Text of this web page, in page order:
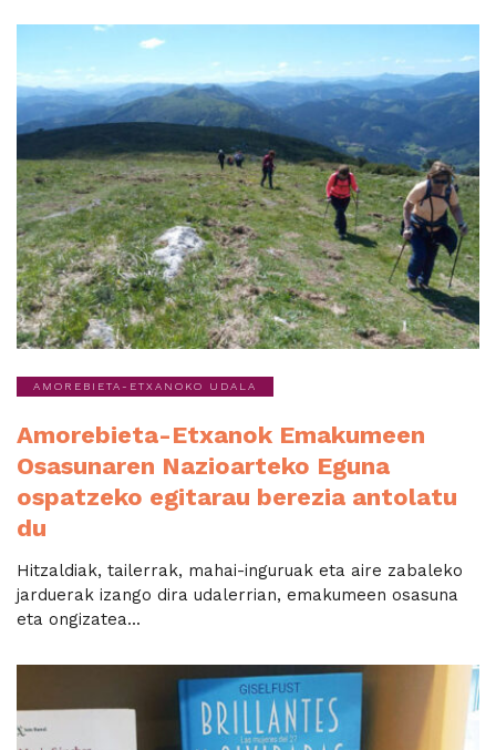
AMOREBIETA-ETXANOKO UDALA
Amorebieta-Etxanok Emakumeen
Osasunaren Nazioarteko Eguna
ospatzeko egitarau berezia antolatu
du
Hitzaldiak, tailerrak, mahai-inguruak eta aire zabaleko
jarduerak izango dira udalerrian, emakumeen osasuna
eta ongizatea...